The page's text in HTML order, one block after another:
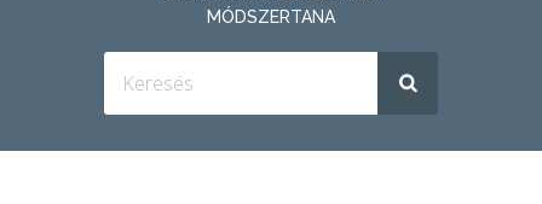
MÓDSZERTANA